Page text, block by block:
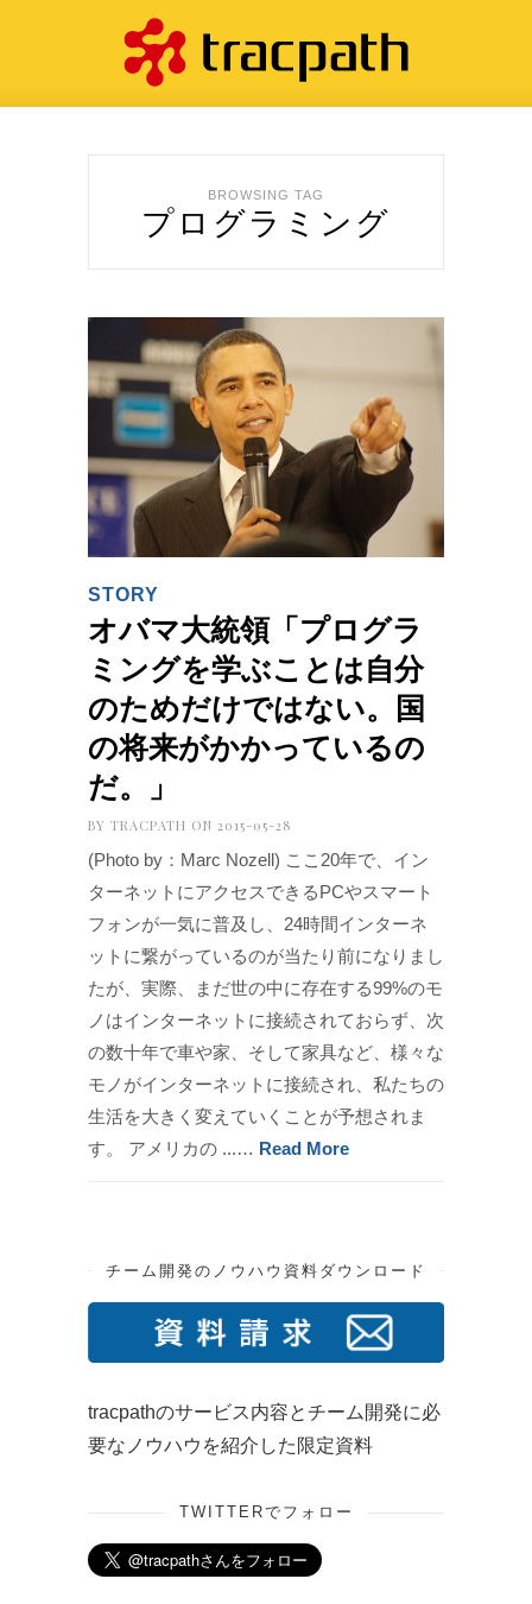
BROWSING TAG
プログラミング
STORY
オバマ大統領「プログラ
ミングを学ぶことは自分
のためだけではない。国
の将来がかかっているの
だ。」
BY TRACPATH ON 2015-05-28
(Photo by：Marc Nozell) ここ20年で、イン
ターネットにアクセスできるPCやスマート
フォンが一気に普及し、24時間インターネ
ットに繋がっているのが当たり前になりまし
たが、実際、まだ世の中に存在する99%のモ
ノはインターネットに接続されておらず、次
の数十年で車や家、そして家具など、様々な
モノがインターネットに接続され、私たちの
生活を大きく変えていくことが予想されま
す。 アメリカの ...… Read More
チーム開発のノウハウ資料ダウンロード
tracpathのサービス内容とチーム開発に必
要なノウハウを紹介した限定資料
TWITTERでフォロー